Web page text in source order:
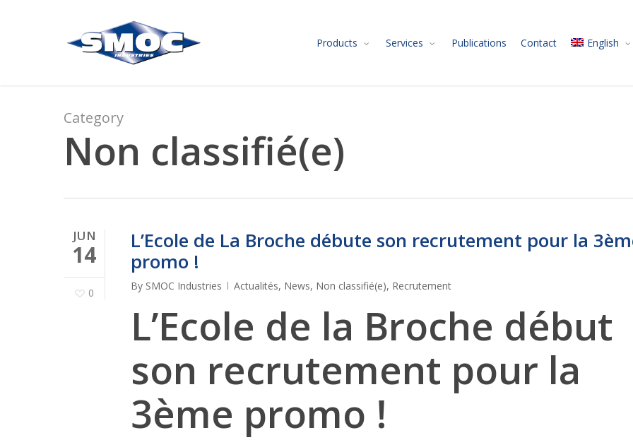
Products Services Publications Contact English
Category
Non classifié(e)
JUN
14
0
L’Ecole de La Broche débute son recrutement pour la
promo !
By SMOC Industries Actualités, News, Non classifié(e), Recrutement
L’Ecole de la Broche début
son recrutement pour la
3ème promo !